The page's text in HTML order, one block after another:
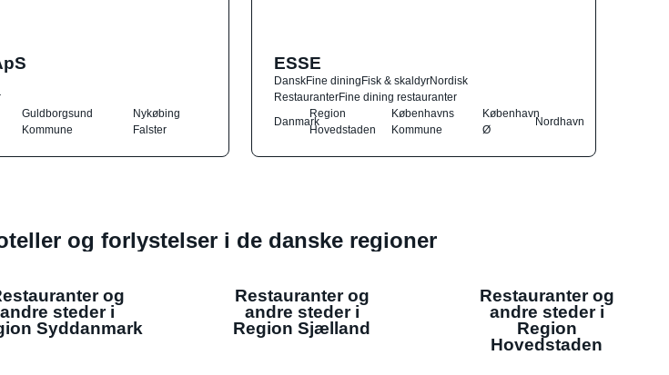
Guldborgsund
Kommune
Nykøbing
Falster
ESSE
DanskFine diningFisk & skaldyrNordisk
RestauranterFine dining restauranter
Danmark
Region
Hovedstaden
Københavns
Kommune
København
Ø
Nordhavn
og forlystelser i de danske regioner
og
andre steder i
Syddanmark
Restauranter og
andre steder i
Region Sjælland
Restauranter og
andre steder i
Region
Hovedstaden